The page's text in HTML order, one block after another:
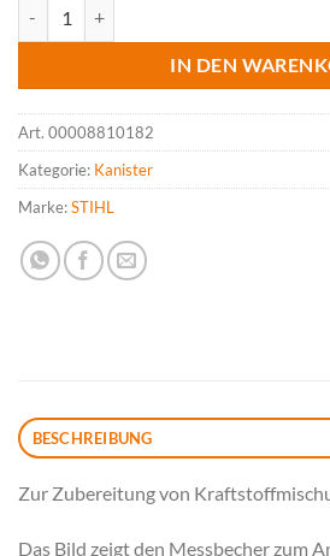
IN DEN
Art. 00008810182
Kategorie: Kanister
Marke:STIHL
BESCHREIBUNG
Zur Zubereitung von
Das Bild zeigt den Messbecher zum